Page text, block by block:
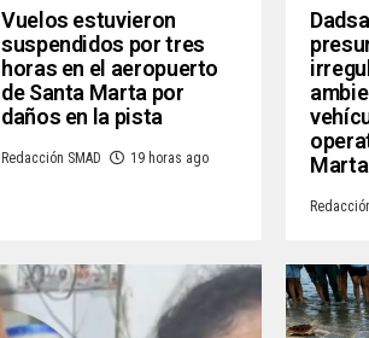
Vuelos estuvieron
suspendidos por tres
horas en el aeropuerto
de Santa Marta por
daños en la pista
Redacción SMAD 19 horas ago
Marta